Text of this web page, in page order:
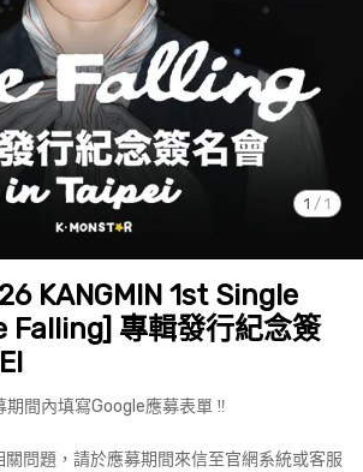
1 / 1
KANGMIN 1st Single
Falling] 專輯發行紀念簽
期間內填寫Google應募表單 ‼️
關問題，請於應募期間來信至官網系統或客服